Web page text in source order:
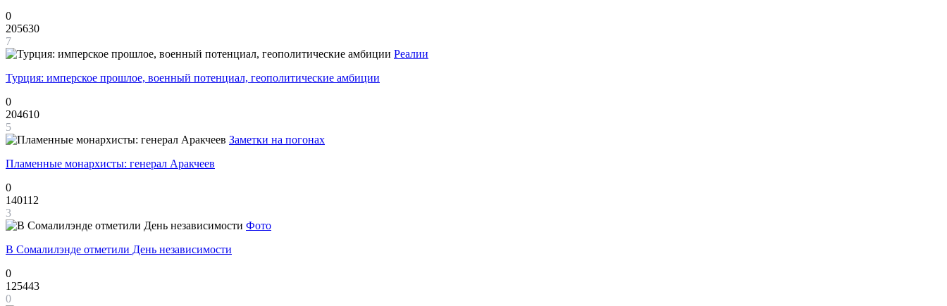
0
205630
7
Реалии
Турция: имперское прошлое, военный потенциал, геополитические амбиции
0
204610
5
Заметки на погонах
Пламенные монархисты: генерал Аракчеев
0
140112
3
Фото
В Сомалилэнде отметили День независимости
0
125443
0